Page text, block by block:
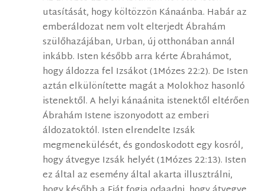
utasítását, hogy költözzön Kánaánba. Habár az
emberáldozat nem volt elterjedt Ábrahám
szülőhazájában, Urban, új otthonában annál
inkább. Isten később arra kérte Ábrahámot,
hogy áldozza fel Izsákot (1Mózes 22:2). De Isten
aztán elkülönítette magát a Molokhoz hasonló
istenektől. A helyi kánaánita istenektől eltérően
Ábrahám Istene iszonyodott az emberi
áldozatoktól. Isten elrendelte Izsák
megmenekülését, és gondoskodott egy kosról,
hogy átvegye Izsák helyét (1Mózes 22:13). Isten
ez által az esemény által akarta illusztrálni,